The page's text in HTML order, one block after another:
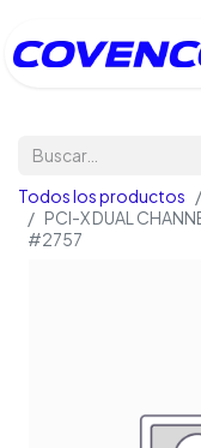
Todos los productos
PCI-X DUAL
#2757